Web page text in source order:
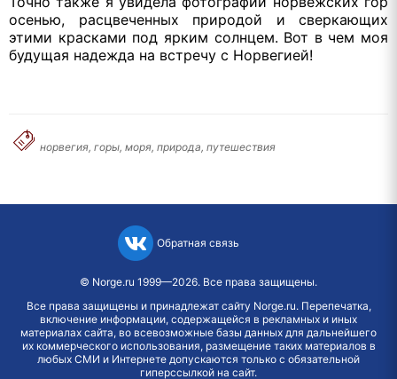
осенью, расцвеченных природой и сверкающих
этими красками под ярким солнцем. Вот в чем моя
будущая надежда на встречу с Норвегией!
норвегия, горы, моря, природа, путешествия
Обратная связь
© Norge.ru 1999—2026. Все права защищены.
Все права защищены и принадлежат сайту Norge.ru. Перепечатка,
включение информации, содержащейся в рекламных и иных
материалах сайта, во всевозможные базы данных для дальнейшего
их коммерческого использования, размещение таких материалов в
любых СМИ и Интернете допускаются только с обязательной
гиперссылкой на сайт.